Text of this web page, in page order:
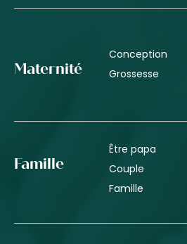
Maternité
Conception
Grossesse
Famille
Être papa
Couple
Famille